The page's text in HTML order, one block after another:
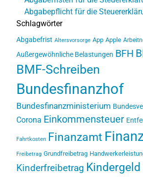
Abgabepflicht für die
Schlagwörter
Abgabefrist Altersvorsorge App Apple
Außergewöhnliche Belastungen BFH
BMF-Schreiben
Bundesfinanzhof
Bundesfinanzministerium
Corona Einkommensteuer
Fahrtkosten Finanzamt
Freibetrag Grundfreibetrag
Kinderfreibetrag Kindergeld